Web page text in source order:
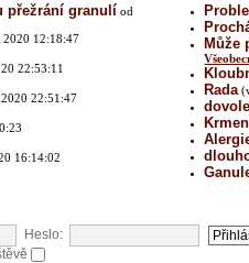
přežrání granulí od
2020 12:18:47
22:53:11
22:51:47
16:14:02
Může
Rada
Heslo: